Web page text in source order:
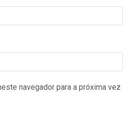
navegador para a próxima vez